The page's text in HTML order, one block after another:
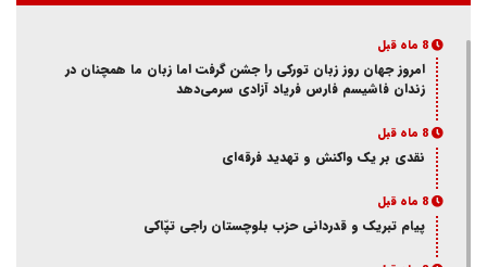
8 ماه قبل
امروز جهان روز زبان تورکی را جشن گرفت اما زبان ما همچنان در
زندان فاشیسم فارس فریاد آزادی سر‌می‌دهد
8 ماه قبل
نقدی بر یک واکنش و‌ تهدید فرقه‌ای
8 ماه قبل
پیام تبریک و قدردانی حزب بلوچستان راجی تپّاکی